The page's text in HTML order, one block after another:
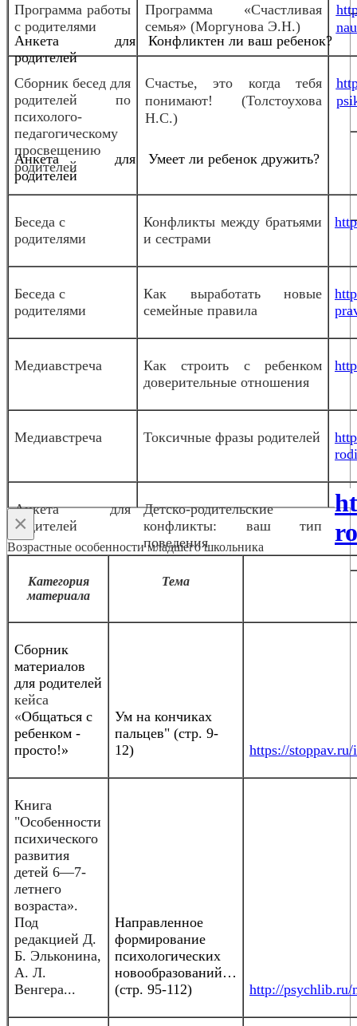
Анкета для
родителей
Конфликтен ли ваш ребенок?
Анкета для
родителей
Умеет ли ребенок дружить?
Программа работы
с родителями
Программа «Счастливая
семья» (Моргунова Э.Н.)
Сборник бесед для
родителей по
психолого-
педагогическому
просвещению
родителей
Счастье, это когда тебя
понимают! (Толстоухова
Н.С.)
Беседа с
родителями
Конфликты между братьями
и сестрами
Беседа с
родителями
Как выработать новые
семейные правила
Медиавстреча
Как строить с ребенком
доверительные отношения
Медиавстреча Токсичные фразы родителей
Анкета для
родителей
Детско-родительские
конфликты: ваш тип
поведения
×
Возрастные особенности младшего школьника
Категория
материала
Тема
Сборник
материалов
для родителей
кейса
«Общаться с
ребенком -
просто!»
Ум на кончиках
пальцев" (стр. 9-
12)
https://
Книга
"Особенности
психического
развития
детей 6—7-
летнего
возраста».
Под
редакцией Д.
Б. Эльконина,
А. Л.
Венгера...
Направленное
формирование
психологических
новообразований…
(стр. 95-112)
http://psychlib.ru/